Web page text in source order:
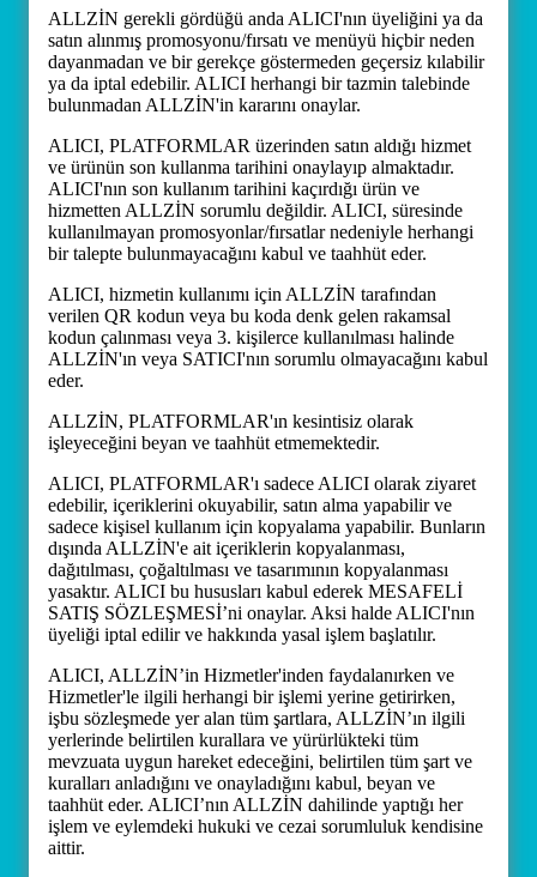
ALLZİN gerekli gördüğü anda ALICI'nın üyeliğini ya da
satın alınmış promosyonu/fırsatı ve menüyü hiçbir neden
dayanmadan ve bir gerekçe göstermeden geçersiz kılabilir
ya da iptal edebilir. ALICI herhangi bir tazmin talebinde
bulunmadan ALLZİN'in kararını onaylar.
ALICI, PLATFORMLAR üzerinden satın aldığı hizmet
ve ürünün son kullanma tarihini onaylayıp almaktadır.
ALICI'nın son kullanım tarihini kaçırdığı ürün ve
hizmetten ALLZİN sorumlu değildir. ALICI, süresinde
kullanılmayan promosyonlar/fırsatlar nedeniyle herhangi
bir talepte bulunmayacağını kabul ve taahhüt eder.
ALICI, hizmetin kullanımı için ALLZİN tarafından
verilen QR kodun veya bu koda denk gelen rakamsal
kodun çalınması veya 3. kişilerce kullanılması halinde
ALLZİN'ın veya SATICI'nın sorumlu olmayacağını kabul
eder.
ALLZİN, PLATFORMLAR'ın kesintisiz olarak
işleyeceğini beyan ve taahhüt etmemektedir.
ALICI, PLATFORMLAR'ı sadece ALICI olarak ziyaret
edebilir, içeriklerini okuyabilir, satın alma yapabilir ve
sadece kişisel kullanım için kopyalama yapabilir. Bunların
dışında ALLZİN'e ait içeriklerin kopyalanması,
dağıtılması, çoğaltılması ve tasarımının kopyalanması
yasaktır. ALICI bu hususları kabul ederek MESAFELİ
SATIŞ SÖZLEŞMESİ’ni onaylar. Aksi halde ALICI'nın
üyeliği iptal edilir ve hakkında yasal işlem başlatılır.
ALICI, ALLZİN’in Hizmetler'inden faydalanırken ve
Hizmetler'le ilgili herhangi bir işlemi yerine getirirken,
işbu sözleşmede yer alan tüm şartlara, ALLZİN’ın ilgili
yerlerinde belirtilen kurallara ve yürürlükteki tüm
mevzuata uygun hareket edeceğini, belirtilen tüm şart ve
kuralları anladığını ve onayladığını kabul, beyan ve
taahhüt eder. ALICI’nın ALLZİN dahilinde yaptığı her
işlem ve eylemdeki hukuki ve cezai sorumluluk kendisine
aittir.